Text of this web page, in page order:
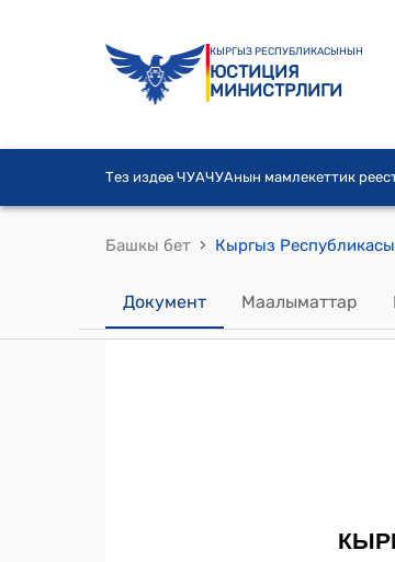
КЫРГЫЗ РЕСПУБЛИКАСЫНЫН
ЮСТИЦИЯ
МИНИСТРЛИГИ
Тез издөө ЧУАЧУАнын мамлекеттик
Башкы бет ›
Документ Маалыматтар